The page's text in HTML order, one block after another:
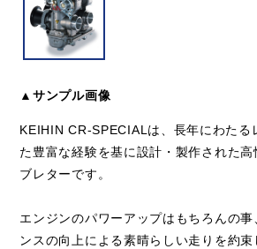
▲サンプル画像
KEIHIN CR-SPECIALは、長年にわたる
た豊富な経験を基に設計・製作された
ブレターです。
エンジンのパワーアップはもちろんの
ンスの向上による素晴らしい走りを約